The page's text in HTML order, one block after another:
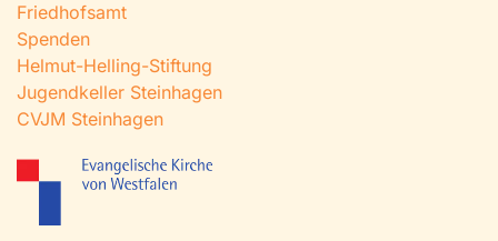
Friedhofsamt
Spenden
Helmut-Helling-Stiftung
Jugendkeller Steinhagen
CVJM Steinhagen